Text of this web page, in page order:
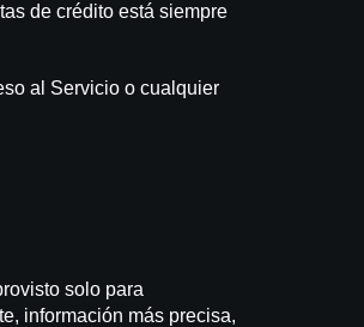
de crédito está siempre
al Servicio o cualquier
solo para
información más precisa,